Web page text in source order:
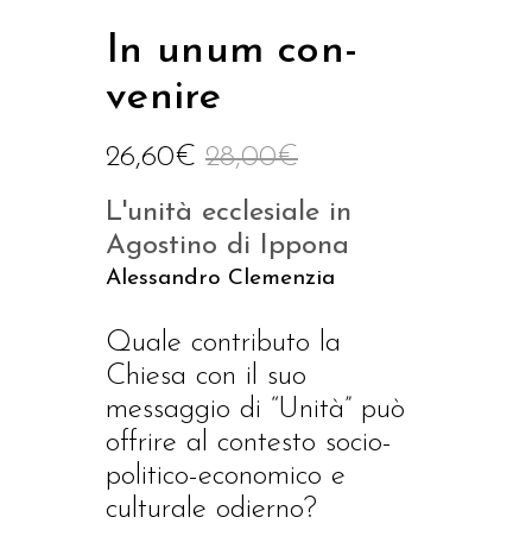
In unum con-
venire
28,00€
26,60€
L'unità ecclesiale in
Agostino di Ippona
Alessandro Clemenzia
Quale contributo la
Chiesa con il suo
messaggio di “Unità” può
offrire al contesto socio-
politico-economico e
culturale odierno?